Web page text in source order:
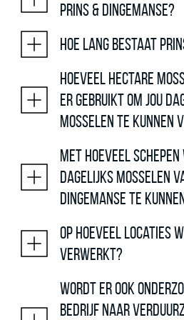
Prins & Dingemanse?
Hoe lang bestaat
Hoeveel hectare
er gebruikt om jou
Mosselen te kunnen
Met hoeveel
dagelijks mosselen
Dingemanse te
Op hoeveel locaties
verwerkt?
Wordt er ook
bedrijf naar